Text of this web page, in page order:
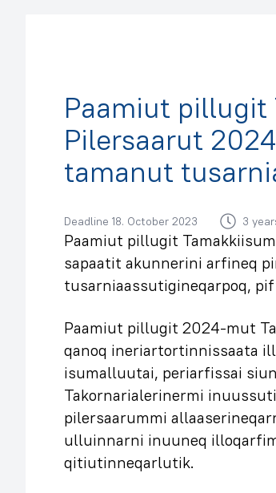
Paamiut pillugit
Pilersaarut
tamanut
Deadline 18. October 2023 3
Paamiut pillugit
sapaatit akunnerini arfineq
tusarniaassutigineqarpoq,
Paamiut pillugit 2024-mut
qanoq ineriartortinnissaata
isumalluutai, periarfissai
Takornarialerinermi
pilersaarummi
ulluinnarni inuuneq
qitiutinneqarlutik.